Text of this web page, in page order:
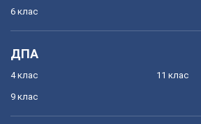
6 клас
ДПА
4 клас
9 клас
11 клас